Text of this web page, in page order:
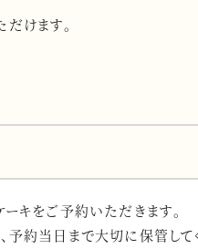
けます。
キをご予約いただきます。
約当日まで大切に保管して